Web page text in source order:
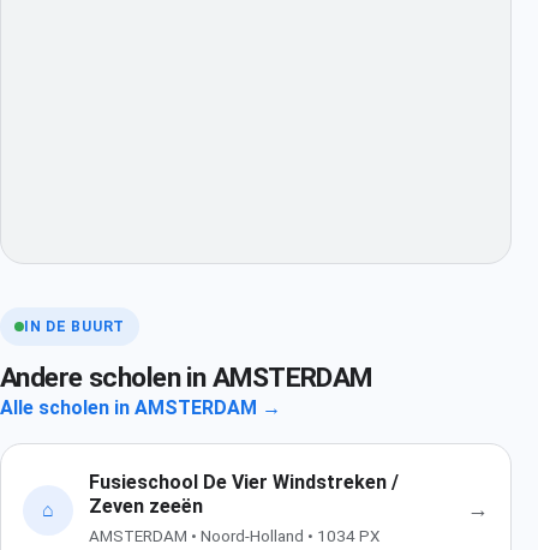
IN DE BUURT
Andere scholen in AMSTERDAM
Alle scholen in AMSTERDAM →
⌂
Fusieschool De Vier Windstreken /
Zeven zeeën
AMSTERDAM • Noord-Holland • 1034 PX
→